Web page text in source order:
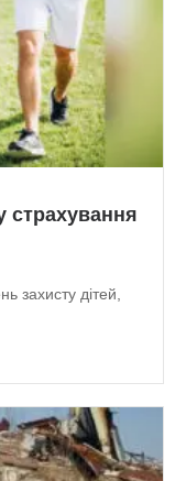
страхування
захисту дітей,